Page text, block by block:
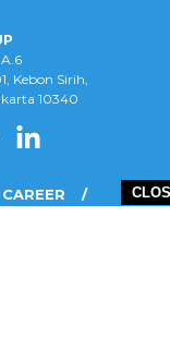
Kebon Sirih,
10340
CAREER